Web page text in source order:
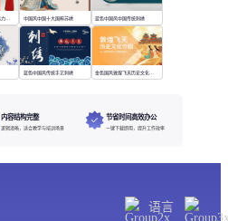
中国风中国十大国粹苏绣 蓝色中国风中国传统刺绣
蓝色中国风传统手艺刺绣 金色国风敦煌飞天历史文化介绍
内容结构完整
逻辑清晰，适合教学与培训场景
节省时间高效办公
一键下载即用，提升工作效率
语言